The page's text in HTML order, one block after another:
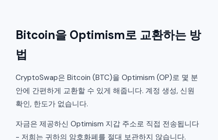
Bitcoin을 Optimism로 교환하는 방
법
CryptoSwap은 Bitcoin (BTC)을 Optimism (OP)로 몇 분
안에 간편하게 교환할 수 있게 해줍니다. 계정 생성, 신원
확인, 한도가 없습니다.
자금은 제공하신 Optimism 지갑 주소로 직접 전송됩니다
- 저희는 귀하의 암호화폐를 절대 보관하지 않습니다.